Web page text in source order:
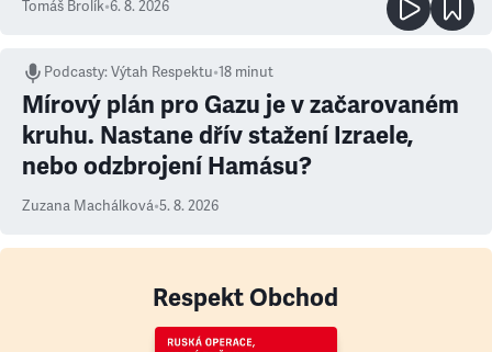
Tomáš Brolík•6. 8. 2026
Podcasty:Výtah Respektu•18 minut
Mírový plán pro Gazu je v začarovaném
kruhu. Nastane dřív stažení Izraele,
nebo odzbrojení Hamásu?
Zuzana Machálková•5. 8. 2026
Respekt Obchod